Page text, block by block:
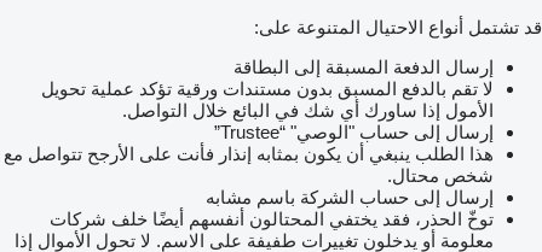
قد تشتمل أنواع الاحتيال المتنوعة على:
إرسال الدفعة المسبقة إلى البطاقة
لا تقم بالدفع المسبق بدون مستندات ورقية تؤكد عملية تحويل
الأمول إذا ساورك أي شك في البائع خلال التواصل.
إرسال إلى حساب "الوصي" “Trustee”
هذا الطلب ينبغي أن يكون بمثابه إنذار فأنت على الأرجح تتواصل مع
شخص محتال.
إرسال إلى حساب الشركة باسم مشابه
توخّ الحذر، فقد يختفي المحتالون أنفسهم أيضًا خلف شركات
معلومة أو يدخلون تغييرات طفيفة على الاسم. لا تحول الأموال إذا